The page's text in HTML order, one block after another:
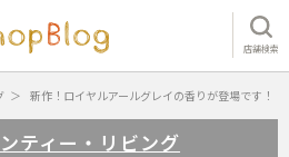
店舗検索
新作！ロイヤルアールグレイの香りが登場です！
ティー・リビング